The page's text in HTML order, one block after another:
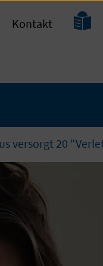
Kontakt
Leichte
versorgt 20